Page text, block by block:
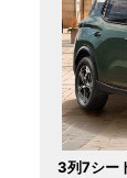
3列7シー